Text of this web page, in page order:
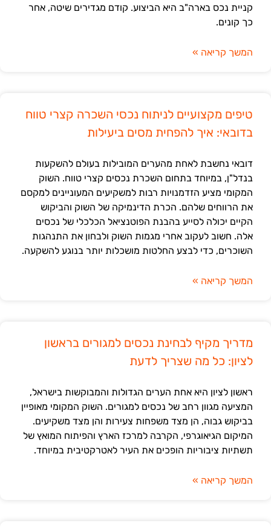
קניית נכס בארה"ב היא הביצוע. קודם מגדירים שיטה, אחר
כך קונים.
המשך קריאה »
טיפים מקצועיים לניתוח נכסי השכרה קצרי טווח
בדובאי: איך להפחית מסים ביעילות
דובאי נחשבת לאחת מהערים המובילות בעולם להשקעות
בנדל"ן, במיוחד בתחום השכרת נכסים קצרי טווח. השוק
המקומי מציע הזדמנויות רבות למשקיעים המעוניינים למקסם
את הרווחים שלהם. הכרת הדינמיקה של השוק והביקוש
הקיים יכולה לסייע בהבנת הפוטנציאל הכלכלי של נכסים
אלה. חשוב לעקוב אחרי מגמות השוק ולבחון את התנהגות
השוכרים, כדי לבצע החלטות מושכלות יותר בנוגע להשקעה.
המשך קריאה »
מדריך מקיף לבחינת נכסים למגורים בראשון
לציון: כל מה שצריך לדעת
ראשון לציון היא אחת הערים הגדולות והמבוקשות בישראל,
המציעה מגוון רחב של נכסים למגורים. השוק המקומי מאופיין
בביקוש גבוה, הן מצד משפחות צעירות והן מצד משקיעים.
המיקום הגיאוגרפי, הקרבה למרכז הארץ והפיתוח המואץ של
תשתיות ציבוריות הופכים את העיר לאטרקטיבית במיוחד.
המשך קריאה »